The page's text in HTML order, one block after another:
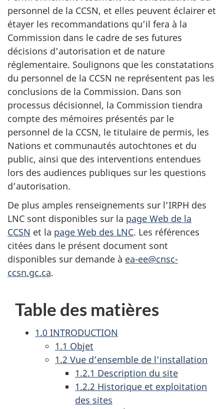
personnel de la CCSN, et elles peuvent éclairer et
étayer les recommandations qu’il fera à la
Commission dans le cadre de ses futures
décisions d’autorisation et de nature
réglementaire. Soulignons que les constatations
du personnel de la CCSN ne représentent pas les
conclusions de la Commission. Dans son
processus décisionnel, la Commission tiendra
compte des mémoires présentés par le
personnel de la CCSN, le titulaire de permis, les
Nations et communautés autochtones et du
public, ainsi que des interventions entendues
lors des audiences publiques sur les questions
d’autorisation.
De plus amples renseignements sur l’IRPH des
LNC sont disponibles sur la page Web de la
CCSN et la page Web des LNC. Les références
citées dans le présent document sont
disponibles sur demande à ea-ee@cnsc-
ccsn.gc.ca.
Table des matières
1.0 INTRODUCTION
1.1 Objet
1.2 Vue d’ensemble de l’installation
1.2.1 Description du site
1.2.2 Historique et exploitation
des sites